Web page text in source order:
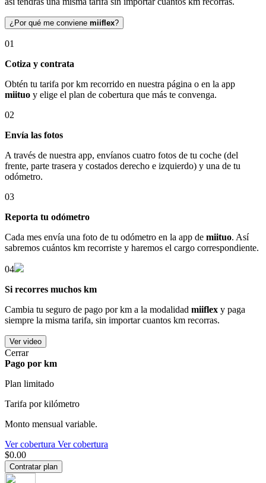
¿Por qué me conviene miiflex?
01
Cotiza y contrata
Obtén tu tarifa por km recorrido en nuestra página o en la app
miituo y elige el plan de cobertura que más te convenga.
02
Envía las fotos
A través de nuestra app, envíanos cuatro fotos de tu coche (del
frente, parte trasera y costados derecho e izquierdo) y una de tu
odómetro.
03
Reporta tu odómetro
Cada mes envía una foto de tu odómetro en la app de miituo. Así
sabremos cuántos km recorriste y haremos el cargo correspondiente.
04
Si recorres muchos km
Cambia tu seguro de pago por km a la modalidad miiflex y paga
siempre la misma tarifa, sin importar cuantos km recorras.
Ver video
Cerrar
Pago por km
Plan limitado
Tarifa por kilómetro
Monto mensual variable.
Ver cobertura Ver cobertura
$0.00
Contratar plan